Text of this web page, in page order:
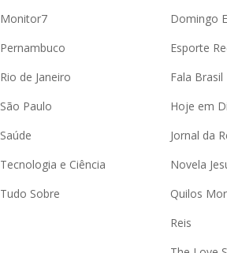
Monitor7
Pernambuco
Rio de Janeiro
São Paulo
Saúde
Tecnologia e Ciência
Tudo Sobre
Domingo
Esporte
Fala Brasil
Hoje em
Jornal da
Novela
Quilos
Reis